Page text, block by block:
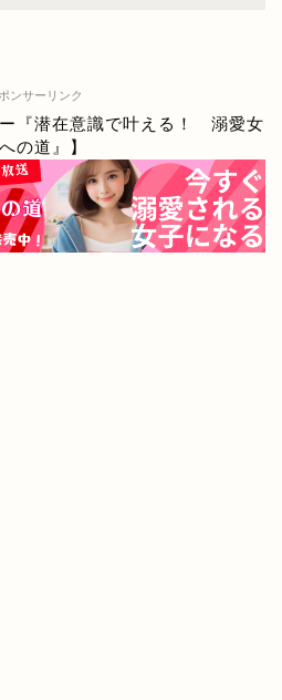
ンサーリンク
ー『潜在意識で叶える！ 溺愛女
の道』】